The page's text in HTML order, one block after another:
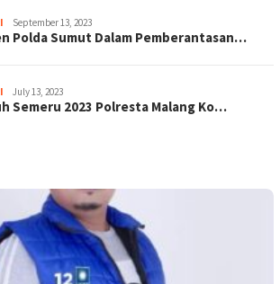
September 13, 2023
Polda Sumut Dalam Pemberantasan…
July 13, 2023
Semeru 2023 Polresta Malang Ko…